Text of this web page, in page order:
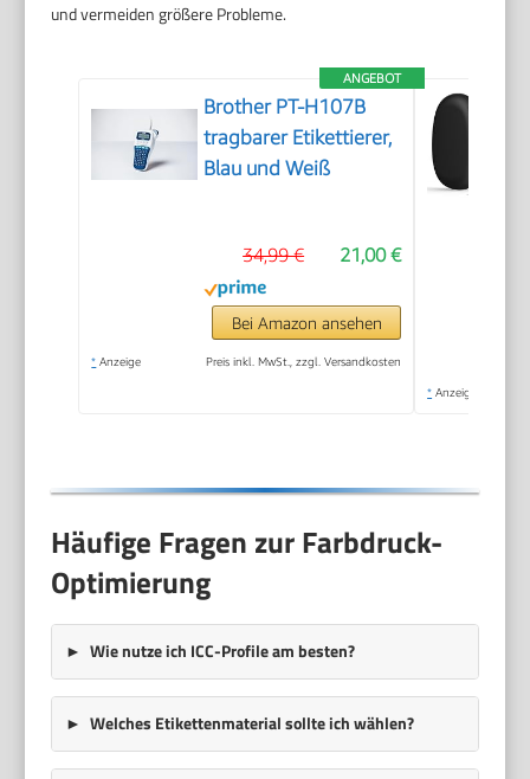
und vermeiden größere Probleme.
ANGEBOT
Brother PT-H107B
tragbarer Etikettierer,
Blau und Weiß
21,00 €
34,99 €
Bei Amazon ansehen
* Anzeige Preis inkl. MwSt., zzgl. Versandkosten
* Anzeige
Häufige Fragen zur Farbdruck-
Optimierung
Wie nutze ich ICC-Profileam besten?
Welches Etikettenmaterialsollte ich wählen?